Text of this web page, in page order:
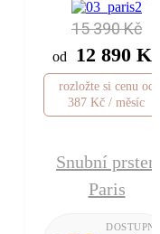
15 390 Kč
od 12 890 Kč
rozložte si cenu od
387 Kč / měsíc
Snubní prsten
Paris